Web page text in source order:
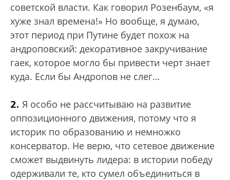
советской власти. Как говорил Розенбаум, «я
хуже знал времена!» Но вообще, я думаю,
этот период при Путине будет похож на
андроповский: декоративное закручивание
гаек, которое могло бы привести черт знает
куда. Если бы Андропов не слег…
2. Я особо не рассчитываю на развитие
оппозиционного движения, потому что я
историк по образованию и немножко
консерватор. Не верю, что сетевое движение
сможет выдвинуть лидера: в истории победу
одерживали те, кто сумел объединиться в